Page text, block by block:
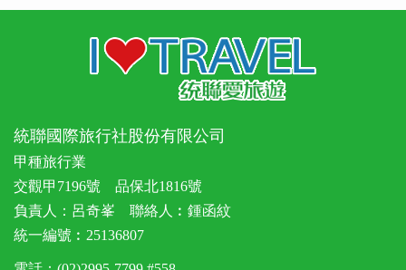
統聯國際旅行社股份有限公司
甲種旅行業
交觀甲7196號 品保北1816號
負責人：呂奇峯 聯絡人︰鍾函紋
統一編號︰25136807